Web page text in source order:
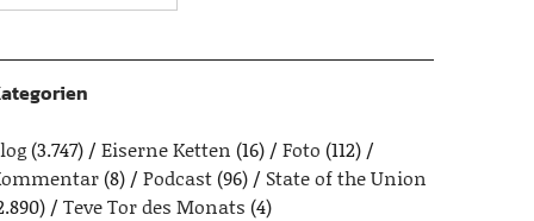
(3.747) Eiserne Ketten (16) Foto (112)
(8) Podcast(96)
State of the Union
Teve Tor des Monats (4)